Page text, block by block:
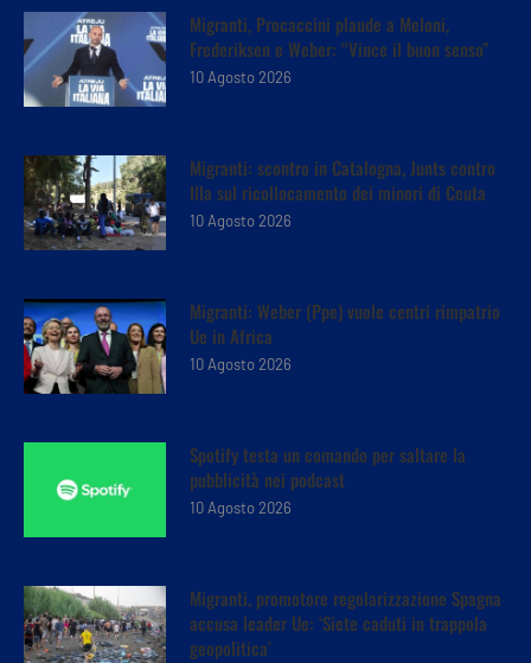
Migranti, Procaccini plaude a Meloni,
Frederiksen e Weber: “Vince il buon senso”
10 Agosto 2026
Migranti: scontro in Catalogna, Junts contro
Illa sul ricollocamento dei minori di Ceuta
10 Agosto 2026
Migranti: Weber (Ppe) vuole centri rimpatrio
Ue in Africa
10 Agosto 2026
Spotify testa un comando per saltare la
pubblicità nei podcast
10 Agosto 2026
Migranti, promotore regolarizzazione Spagna
accusa leader Ue: ‘Siete caduti in trappola
geopolitica’